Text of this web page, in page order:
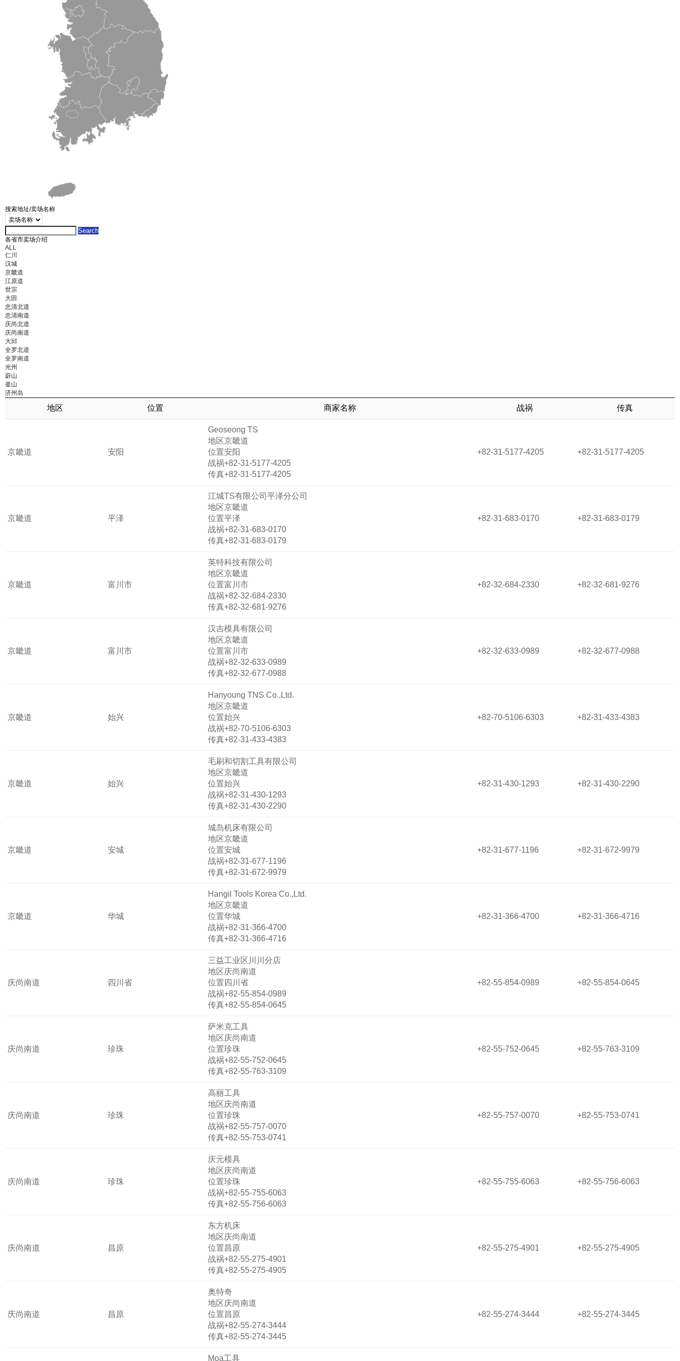
搜索地址/卖场名称
各省市卖场介绍
ALL
仁川
汉城
京畿道
江原道
世宗
大田
忠清北道
忠清南道
庆尚北道
庆尚南道
大邱
全罗北道
全罗南道
光州
蔚山
釜山
济州岛
地区 位置 商家名称 战祸 传真
京畿道 安阳
Geoseong TS
地区京畿道
位置安阳
战祸+82-31-5177-4205
传真+82-31-5177-4205
+82-31-5177-4205 +82-31-5177-4205
京畿道 平泽
江城TS有限公司平泽分公司
地区京畿道
位置平泽
战祸+82-31-683-0170
传真+82-31-683-0179
+82-31-683-0170 +82-31-683-0179
京畿道 富川市
英特科技有限公司
地区京畿道
位置富川市
战祸+82-32-684-2330
传真+82-32-681-9276
+82-32-684-2330 +82-32-681-9276
京畿道 富川市
汉吉模具有限公司
地区京畿道
位置富川市
战祸+82-32-633-0989
传真+82-32-677-0988
+82-32-633-0989 +82-32-677-0988
京畿道 始兴
Hanyoung TNS Co.,Ltd.
地区京畿道
位置始兴
战祸+82-70-5106-6303
传真+82-31-433-4383
+82-70-5106-6303 +82-31-433-4383
京畿道 始兴
毛刷和切割工具有限公司
地区京畿道
位置始兴
战祸+82-31-430-1293
传真+82-31-430-2290
+82-31-430-1293 +82-31-430-2290
京畿道 安城
城岛机床有限公司
地区京畿道
位置安城
战祸+82-31-677-1196
传真+82-31-672-9979
+82-31-677-1196 +82-31-672-9979
京畿道 华城
Hangil Tools Korea Co.,Ltd.
地区京畿道
位置华城
战祸+82-31-366-4700
传真+82-31-366-4716
+82-31-366-4700 +82-31-366-4716
庆尚南道 四川省
三益工业区川川分店
地区庆尚南道
位置 四川省
战祸+82-55-854-0989
传真+82-55-854-0645
+82-55-854-0989 +82-55-854-0645
庆尚南道 珍珠
萨米克工具
地区庆尚南道
位置珍珠
战祸+82-55-752-0645
传真+82-55-763-3109
+82-55-752-0645 +82-55-763-3109
庆尚南道 珍珠
高丽工具
地区庆尚南道
位置珍珠
战祸+82-55-757-0070
传真+82-55-753-0741
+82-55-757-0070 +82-55-753-0741
庆尚南道 珍珠
庆元模具
地区庆尚南道
位置珍珠
战祸+82-55-755-6063
传真+82-55-756-6063
+82-55-755-6063 +82-55-756-6063
庆尚南道 昌原
东方机床
地区庆尚南道
位置昌原
战祸+82-55-275-4901
传真+82-55-275-4905
+82-55-275-4901 +82-55-275-4905
庆尚南道 昌原
奥特奇
地区庆尚南道
位置昌原
战祸+82-55-274-3444
传真+82-55-274-3445
+82-55-274-3444 +82-55-274-3445
Moa工具